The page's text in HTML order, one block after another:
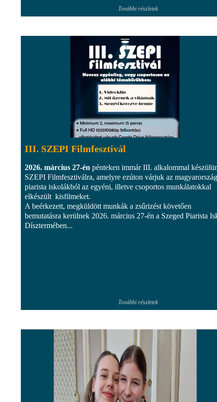
További részletek
III. SZEPI Filmfesztivál
2026. március 27-én pénteken immár III. alkalommal
SZEPI Filmfesztiválra, amelyre ezúton várjuk az
piarista iskolákból az egyéni, illetve csoportos munkálatokkal
elkészült kisfilmeket.
A beérkezett, megküldött munkák a zsűrizést követően
bemutatásra kerülnek 2026. március 27-én a Szeged Piarista
Dísztermében...
További részletek